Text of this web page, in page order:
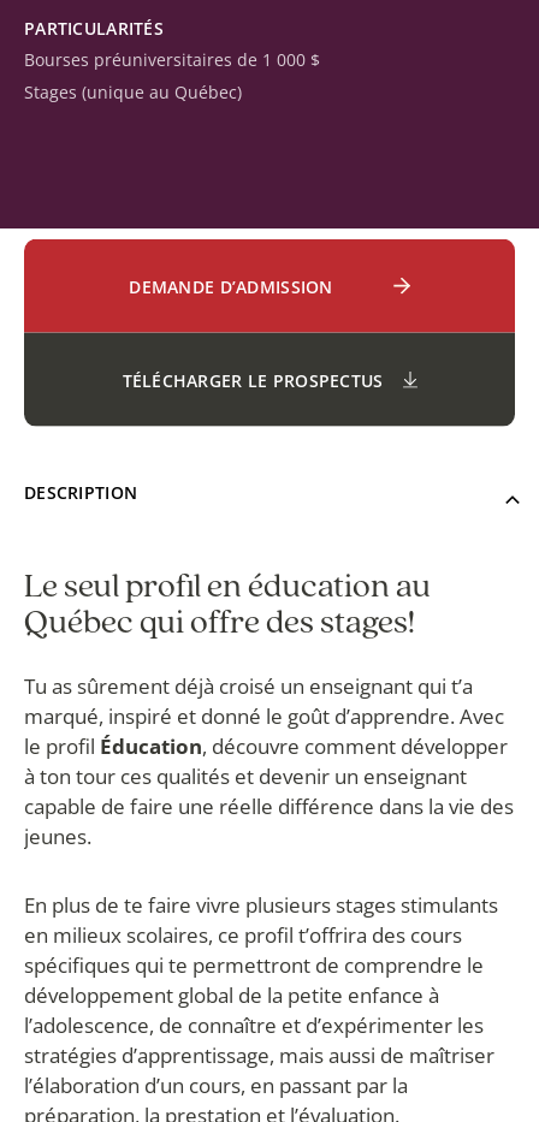
PARTICULARITÉS
Bourses préuniversitaires de 1 000 $
Stages (unique au Québec)
DEMANDE D’ADMISSION
TÉLÉCHARGER LE PROSPECTUS
DESCRIPTION
Le seul profil en éducation au
Québec qui offre des stages!
Tu as sûrement déjà croisé un enseignant qui t’a
marqué, inspiré et donné le goût d’apprendre. Avec
le profil Éducation, découvre comment développer
à ton tour ces qualités et devenir un enseignant
capable de faire une réelle différence dans la vie des
jeunes.
En plus de te faire vivre plusieurs stages stimulants
en milieux scolaires, ce profil t’offrira des cours
spécifiques qui te permettront de comprendre le
développement global de la petite enfance à
l’adolescence, de connaître et d’expérimenter les
stratégies d’apprentissage, mais aussi de maîtriser
l’élaboration d’un cours, en passant par la
préparation, la prestation et l’évaluation.